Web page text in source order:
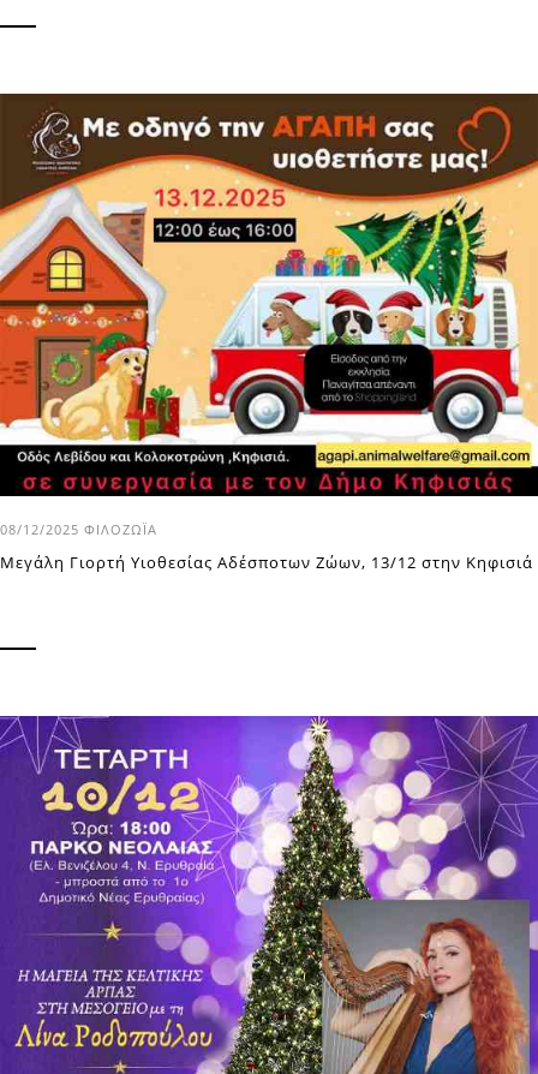
08/12/2025 ΦΙΛΟΖΩΪ́Α
Μεγάλη Γιορτή Υιοθεσίας Αδέσποτων Ζώων, 13/12 στην Κηφισιά